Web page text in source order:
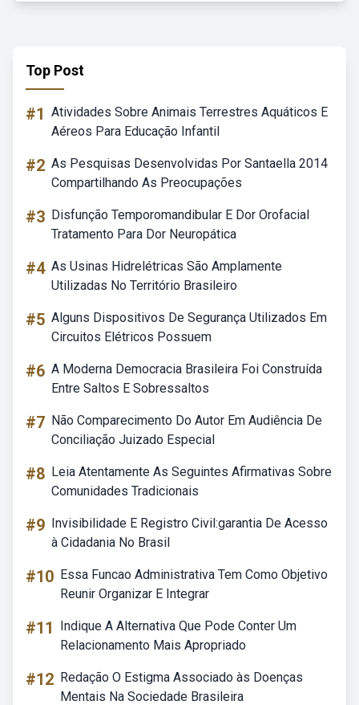
Top Post
#1 Atividades Sobre Animais Terrestres Aquáticos E
Aéreos Para Educação Infantil
#2 As Pesquisas Desenvolvidas Por Santaella 2014
Compartilhando As Preocupações
#3 Disfunção Temporomandibular E Dor Orofacial
Tratamento Para Dor Neuropática
#4 As Usinas Hidrelétricas São Amplamente
Utilizadas No Território Brasileiro
#5 Alguns Dispositivos De Segurança Utilizados Em
Circuitos Elétricos Possuem
#6 A Moderna Democracia Brasileira Foi Construída
Entre Saltos E Sobressaltos
#7 Não Comparecimento Do Autor Em Audiência De
Conciliação Juizado Especial
#8 Leia Atentamente As Seguintes Afirmativas Sobre
Comunidades Tradicionais
#9 Invisibilidade E Registro Civil:garantia De Acesso
à Cidadania No Brasil
#10 Essa Funcao Administrativa Tem Como Objetivo
Reunir Organizar E Integrar
#11
Indique A Alternativa Que Pode Conter Um
Relacionamento Mais Apropriado
#12 Redação O Estigma Associado às Doenças
Mentais Na Sociedade Brasileira